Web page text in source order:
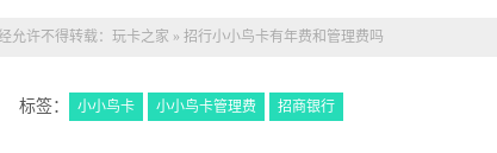
允许不得转载： 玩卡之家 » 招行小小鸟卡有年费和管理费吗
标签： 小小鸟卡 小小鸟卡管理费 招商银行